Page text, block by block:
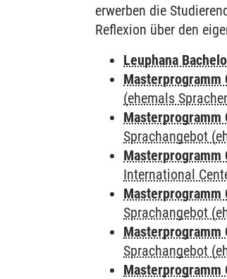
erwerben die
Reflexion über den
Leuphana
Masterprogramm
(ehemals
Masterprogramm
Sprachangebot
Masterprogramm
International
Masterprogramm
Sprachangebot
Masterprogramm
Sprachangebot
Masterprogramm